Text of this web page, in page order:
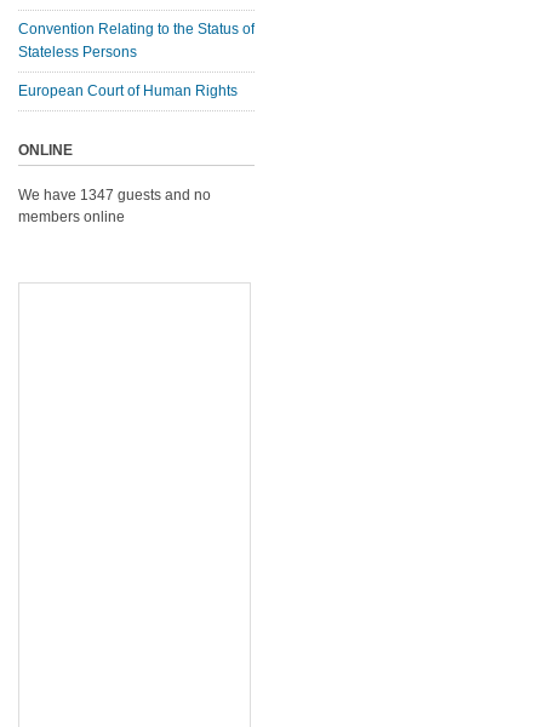
Convention Relating to the Status of
Stateless Persons
European Court of Human Rights
ONLINE
We have 1347 guests and no
members online